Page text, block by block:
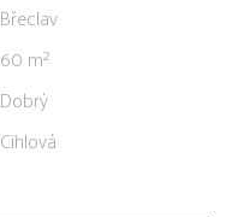
Břeclav
60 m²
Dobrý
Cihlová